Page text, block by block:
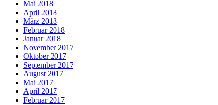
Mai 2018
April 2018
März 2018
Februar 2018
Januar 2018
November 2017
Oktober 2017
September 2017
August 2017
Mai 2017
April 2017
Februar 2017